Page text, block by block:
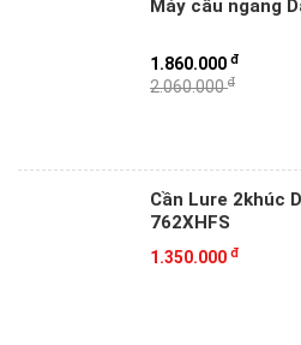
Máy câu ngang
2.060.000đ
1.860.000 đ
Cần Lure 2khúc Daiwa 22 Tatula XT
762XHFS
1.350.000 đ